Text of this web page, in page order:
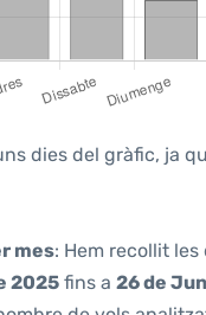
dies del gràfic, ja
mes: Hem recollit
2025 fins a 26 de